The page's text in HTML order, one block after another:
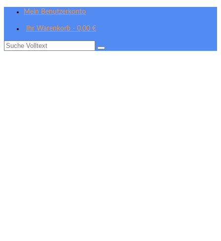
Mein Benutzerkonto
Ihr Warenkorb - 0,00 €
Suche